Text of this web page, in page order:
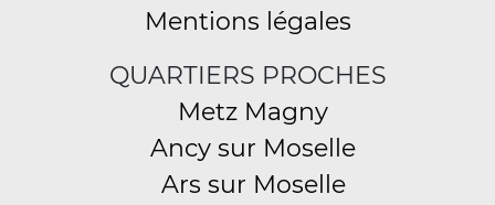
Mentions légales
QUARTIERS PROCHES
Metz Magny
Ancy sur Moselle
Ars sur Moselle